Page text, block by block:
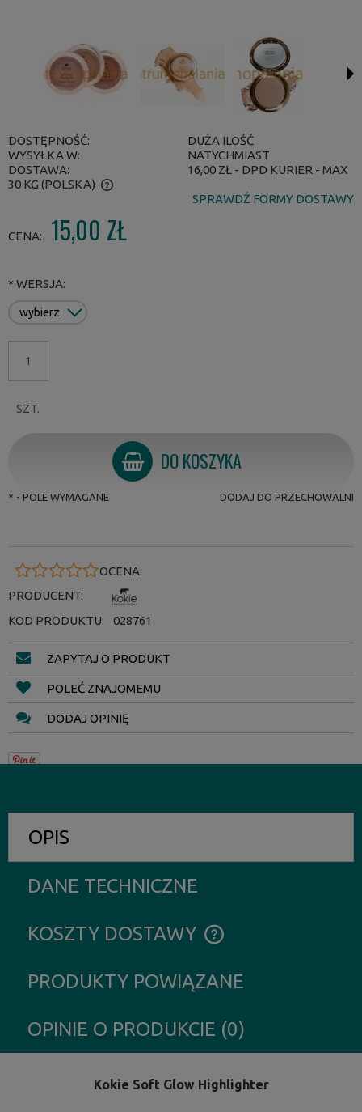
DOSTĘPNOŚĆ:
DUŻA ILOŚĆ
WYSYŁKA W:
NATYCHMIAST
DOSTAWA:
16,00 ZŁ - DPD KURIER - MAX
30 KG (POLSKA)
CENA NIE ZAWIERA EWENTUALNYCH KOSZTÓW PŁATNOŚCI
SPRAWDŹ FORMY DOSTAWY
CENA: 15,00 ZŁ
*WERSJA:
SZT.
DO KOSZYKA
DODAJ DO PRZECHOWALNI
* - POLE WYMAGANE
OCENA:
PRODUCENT:
KOD PRODUKTU:
028761
ZAPYTAJ O PRODUKT
POLEĆ ZNAJOMEMU
DODAJ OPINIĘ
OPIS
DANE TECHNICZNE
KOSZTY DOSTAWY
CENA NIE ZAWIERA EWENTUALNYCH KOSZTÓW PŁATNOŚCI
PRODUKTY POWIĄZANE
OPINIE O PRODUKCIE (0)
Kokie Soft Glow Highlighter